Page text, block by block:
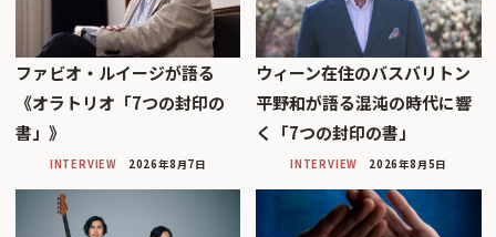
ファビオ・ルイージが語る
《オラトリオ「7つの封印の
書」》
INTERVIEW 2026年8月7日
ウィーン在住のバスバリトン
平野和が語る混沌の時代に響
く「7つの封印の書」
INTERVIEW 2026年8月5日